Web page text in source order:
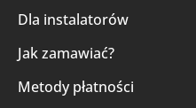
Dla instalatorów
Jak zamawiać?
Metody płatności